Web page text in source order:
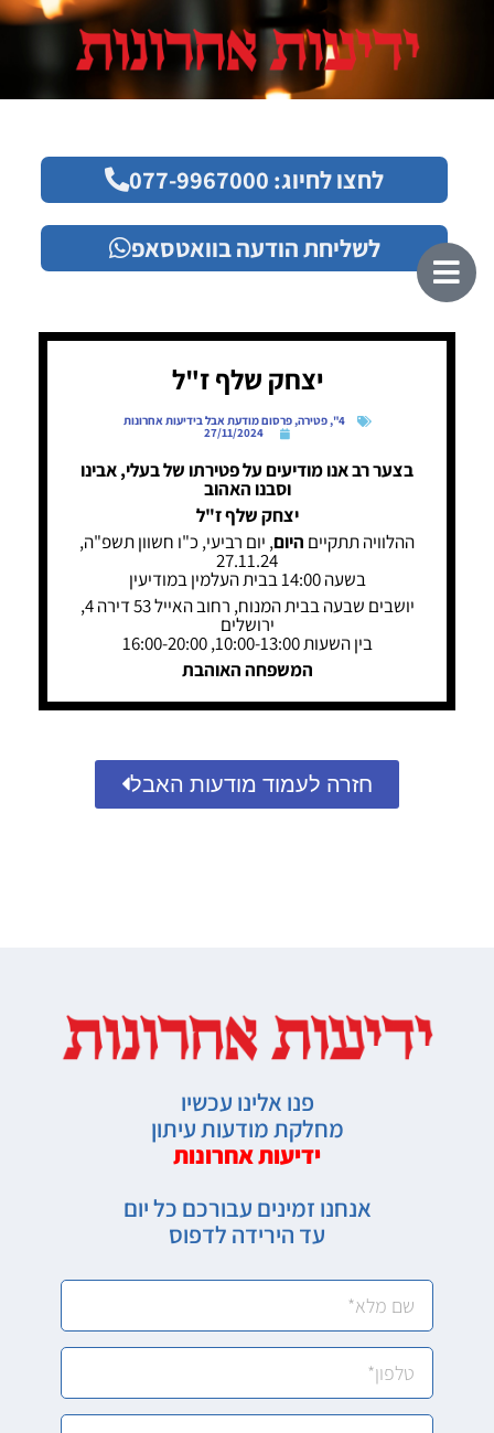
לחצו לחיוג: 077-9967000
לשליחת הודעה בוואטסאפ
יצחק שלף ז"ל
4"
,פטירה,פרסום מודעת אבל בידיעות אחרונות
27/11/2024
בצער רב אנו מודיעים על פטירתו של בעלי, אבינו
וסבנו האהוב
יצחק שלף ז"ל
ההלוויה תתקיים היום, יום רביעי, כ"ו חשוון תשפ"ה,
27.11.24
בשעה 14:00 בבית העלמין במודיעין
יושבים שבעה בבית המנוח, רחוב האייל 53 דירה 4,
ירושלים
בין השעות 10:00-13:00, 16:00-20:00
המשפחה האוהבת
חזרה לעמוד מודעות האבל
פנו אלינו עכשיו
מחלקת מודעות עיתון
ידיעות אחרונות
אנחנו זמינים עבורכם כל יום
עד הירידה לדפוס